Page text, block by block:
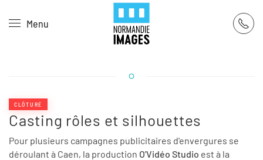
Skip to main content
Menu
CLÔTURÉ
Casting rôles et silhouettes
Pour plusieurs campagnes publicitaires d'envergures se
déroulant à Caen, la production O'Vidéo Studio est à la
Panneau de gestion des cookies